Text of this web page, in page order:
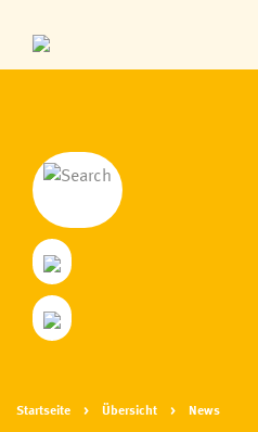
Startseite Übersicht News